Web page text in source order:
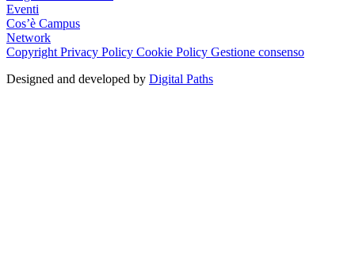
Eventi
Cos’è Campus
Network
Copyright Privacy Policy Cookie Policy Gestione consenso
Designed and developed by Digital Paths